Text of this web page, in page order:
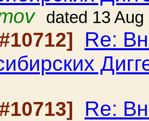
dated 13 Aug
Re:
Re: